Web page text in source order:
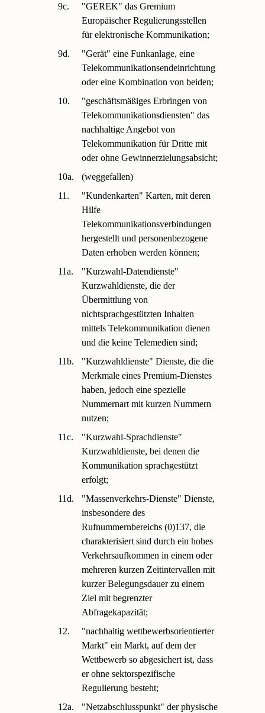
9c.
"GEREK" das Gremium
Europäischer Regulierungsstellen
für elektronische Kommunikation;
9d.
"Gerät" eine Funkanlage, eine
Telekommunikationsendeinrichtung
oder eine Kombination von beiden;
10.
"geschäftsmäßiges Erbringen von
Telekommunikationsdiensten" das
nachhaltige Angebot von
Telekommunikation für Dritte mit
oder ohne Gewinnerzielungsabsicht;
10a.
(weggefallen)
11.
"Kundenkarten" Karten, mit deren
Hilfe
Telekommunikationsverbindungen
hergestellt und personenbezogene
Daten erhoben werden können;
11a.
"Kurzwahl-Datendienste"
Kurzwahldienste, die der
Übermittlung von
nichtsprachgestützten Inhalten
mittels Telekommunikation dienen
und die keine Telemedien sind;
11b.
"Kurzwahldienste" Dienste, die die
Merkmale eines Premium-Dienstes
haben, jedoch eine spezielle
Nummernart mit kurzen Nummern
nutzen;
11c.
"Kurzwahl-Sprachdienste"
Kurzwahldienste, bei denen die
Kommunikation sprachgestützt
erfolgt;
11d.
"Massenverkehrs-Dienste" Dienste,
insbesondere des
Rufnummernbereichs (0)137, die
charakterisiert sind durch ein hohes
Verkehrsaufkommen in einem oder
mehreren kurzen Zeitintervallen mit
kurzer Belegungsdauer zu einem
Ziel mit begrenzter
Abfragekapazität;
12.
"nachhaltig wettbewerbsorientierter
Markt" ein Markt, auf dem der
Wettbewerb so abgesichert ist, dass
er ohne sektorspezifische
Regulierung besteht;
12a.
"Netzabschlusspunkt" der physische